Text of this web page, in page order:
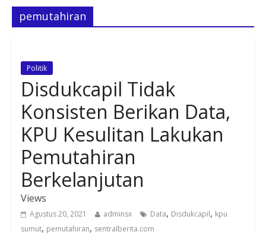
pemutahiran
Politik
Disdukcapil Tidak
Konsisten Berikan Data,
KPU Kesulitan Lakukan
Pemutahiran
Berkelanjutan
Views
Agustus 20, 2021 adminsx Data, Disdukcapil, kpu
sumut, pemutahiran, sentralberita.com